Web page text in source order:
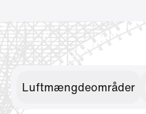
Luftmængdeområder